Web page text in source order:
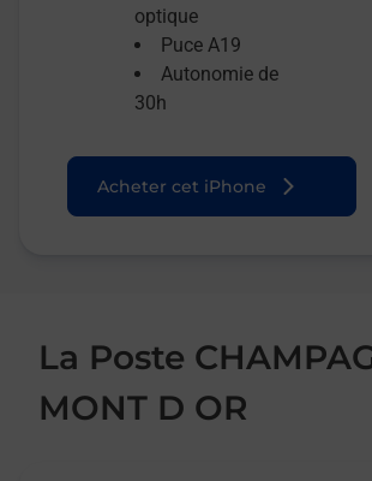
optique
Puce A19
Autonomie de
30h
Acheter cet iPhone
La Poste
MONT D OR